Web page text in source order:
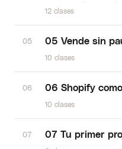
12 clases
05 05 Vende sin
10 clases
06 06 Shopify
10 clases
07 07 Tu primer